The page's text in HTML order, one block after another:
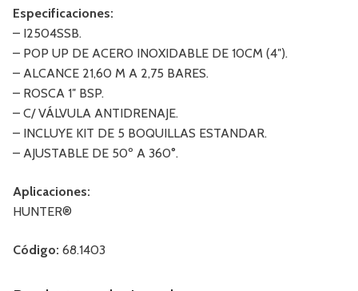
Especificaciones:
– I2504SSB.
– POP UP DE ACERO INOXIDABLE DE 10CM (4″).
– ALCANCE 21,60 M A 2,75 BARES.
– ROSCA 1″ BSP.
– C/ VÁLVULA ANTIDRENAJE.
– INCLUYE KIT DE 5 BOQUILLAS ESTANDAR.
– AJUSTABLE DE 50º A 360°.
Aplicaciones:
HUNTER®
Código: 68.1403